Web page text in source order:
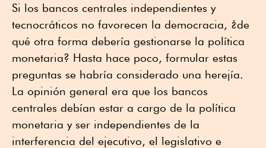
Si los bancos centrales independientes y
tecnocráticos no favorecen la democracia, ¿de
qué otra forma debería gestionarse la política
monetaria? Hasta hace poco, formular estas
preguntas se habría considerado una herejía.
La opinión general era que los bancos
centrales debían estar a cargo de la política
monetaria y ser independientes de la
interferencia del ejecutivo, el legislativo e